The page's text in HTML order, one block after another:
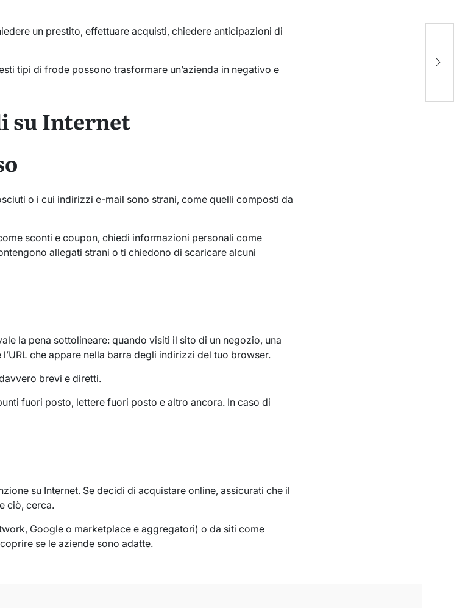
un prestito, effettuare acquisti, chiedere anticipazioni di
tipi di frode possono trasformare un’azienda in negativo e
su Internet
o i cui indirizzi e-mail sono strani, come quelli composti da
sconti e coupon, chiedi informazioni personali come
allegati strani o ti chiedono di scaricare alcuni
la pena sottolineare: quando visiti il ​​sito di un negozio, una
che appare nella barra degli indirizzi del tuo browser.
brevi e diretti.
fuori posto, lettere fuori posto e altro ancora. In caso di
su Internet. Se decidi di acquistare online, assicurati che il
ciò, cerca.
Google o marketplace e aggregatori) o da siti come
se le aziende sono adatte.